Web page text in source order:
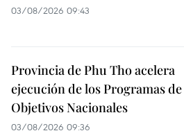
03/08/2026 09:43
Provincia de Phu Tho acelera
ejecución de los Programas de
Objetivos Nacionales
03/08/2026 09:36